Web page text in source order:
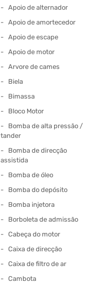
Apoio de alternador
Apoio de amortecedor
Apoio de escape
Apoio de motor
Arvore de cames
Biela
Bimassa
Bloco Motor
Bomba de alta pressão /
tander
Bomba de direcção
assistida
Bomba de óleo
Bomba do depósito
Bomba injetora
Borboleta de admissão
Cabeça do motor
Caixa de direcção
Caixa de filtro de ar
Cambota